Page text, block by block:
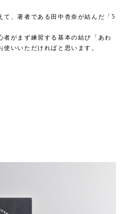
て、著者である田中杏奈が結んだ「5
者がまず練習する基本の結び「あわ
いいただければと思います。